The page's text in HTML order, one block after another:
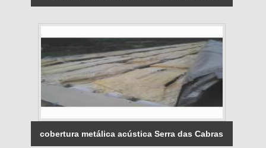
cobertura metálica acústica Serra das Cabras